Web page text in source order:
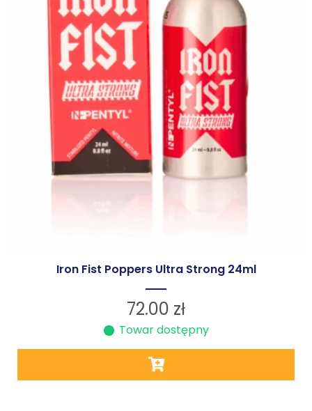
Iron Fist Poppers Ultra Strong 24ml
72.00 zł
Towar dostępny